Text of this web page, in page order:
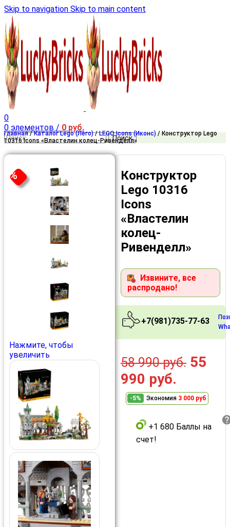
Skip to navigation Skip to main content
0
0 элементов / 0 руб.
Поиск
Главная/ Каталог Lego (Лего)/ LEGO Icons (Иконс)/ Конструктор Lego
10316 Icons «Властелин колец-Ривенделл»
Нажмите, чтобы
увеличить
%
Конструктор
Lego 10316
Icons
«Властелин
колец-
Ривенделл»
Извините, все
распродано!
+7(981)735-77-63
58 990руб. 55
990 руб.
-5% Экономия 3 000 руб
+1 680 Баллы на
счет!